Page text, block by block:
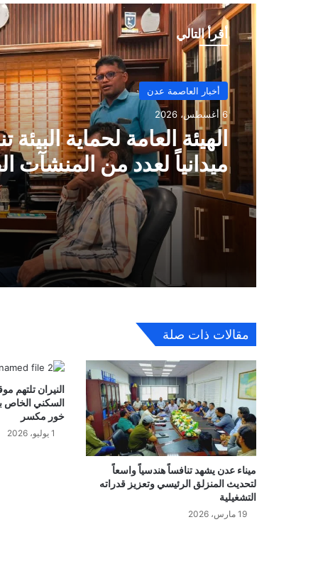
أقرأ التالي
أخبار العاصمة عدن
6 أغسطس، 2026
الهيئة العامة لحماية البيئة
ميدانياً لعدد من المنشآت
الخاضعة للاشتراطات
مقالات ذات صلة
ميناء عدن يشهد تنافساً هندسياً واسعاً
لتحديث المنزلق الرئيسي وتعزيز قدراته
التشغيلية
19 مارس، 2026
النيران تلتهم
السكني الخاص
خور مكسر
1 يوليو، 2026